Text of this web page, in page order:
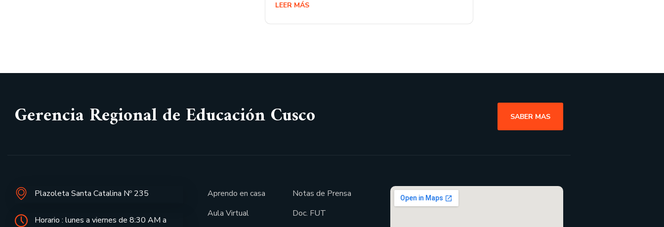
LEER MÁS
Gerencia Regional de Educación Cusco SABER MAS
Plazoleta Santa Catalina Nº 235
Horario : lunes a viernes de 8:30 AM a
Aprendo en casa
Aula Virtual
Notas de Prensa
Doc. FUT